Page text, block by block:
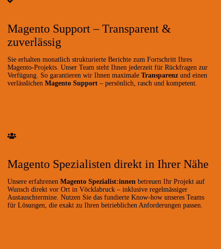
Magento Support – Transparent &
zuverlässig
Sie erhalten monatlich strukturierte Berichte zum Fortschritt Ihres
Magento-Projekts. Unser Team steht Ihnen jederzeit für Rückfragen zur
Verfügung. So garantieren wir Ihnen maximale Transparenz und einen
verlässlichen Magento Support – persönlich, rasch und kompetent.
Magento Spezialisten direkt in Ihrer Nähe
Unsere erfahrenen Magento Spezialist:innen betreuen Ihr Projekt auf
Wunsch direkt vor Ort in Vöcklabruck – inklusive regelmässiger
Austauschtermine. Nutzen Sie das fundierte Know-how unseres Teams
für Lösungen, die exakt zu Ihren betrieblichen Anforderungen passen.